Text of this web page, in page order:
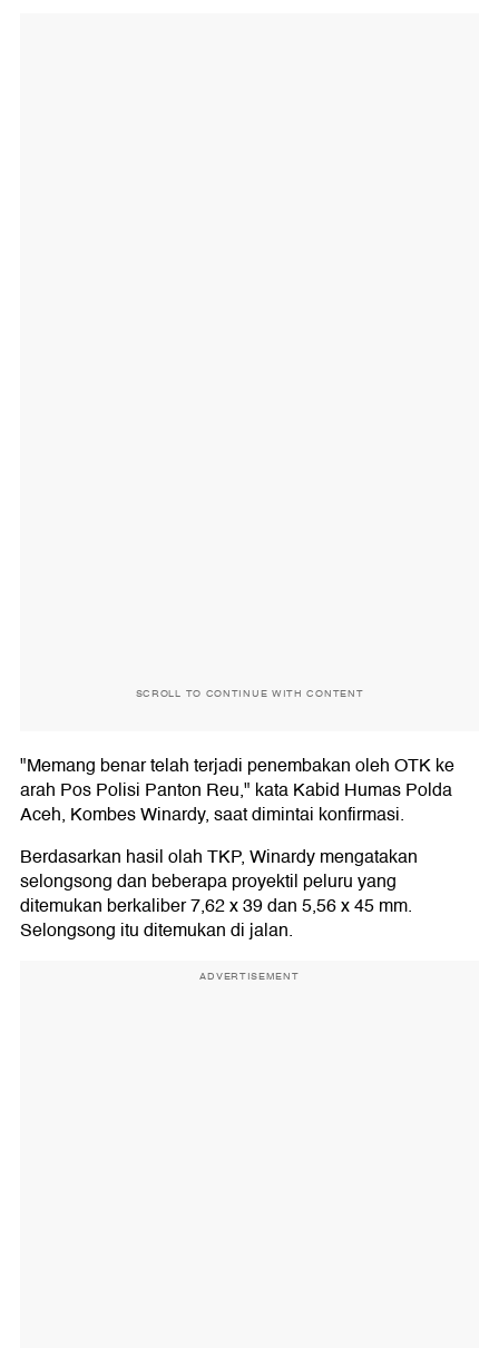
SCROLL TO CONTINUE WITH CONTENT
"Memang benar telah terjadi penembakan oleh OTK ke
arah Pos Polisi Panton Reu," kata Kabid Humas Polda
Aceh, Kombes Winardy, saat dimintai konfirmasi.
Berdasarkan hasil olah TKP, Winardy mengatakan
selongsong dan beberapa proyektil peluru yang
ditemukan berkaliber 7,62 x 39 dan 5,56 x 45 mm.
Selongsong itu ditemukan di jalan.
ADVERTISEMENT